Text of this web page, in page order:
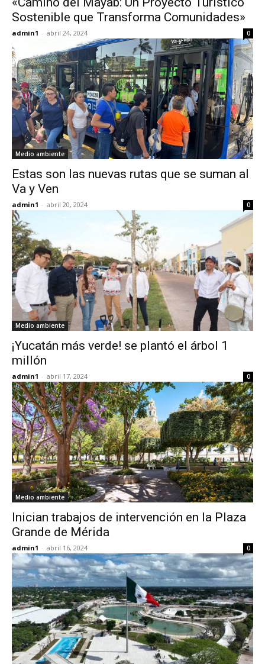
Sostenible que Transforma Comunidades»
admin1 - abril 24, 2024 0
Medio ambiente
Estas son las nuevas rutas que se suman al
Va y Ven
admin1 - abril 20, 2024 0
Medio ambiente
¡Yucatán más verde! se plantó el árbol 1
millón
admin1 - abril 17, 2024 0
Medio ambiente
Inician trabajos de intervención en la Plaza
Grande de Mérida
admin1 - abril 16, 2024 0